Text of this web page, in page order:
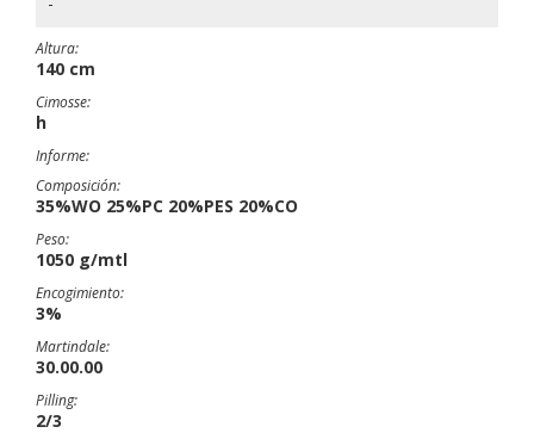
Altura:
140 cm
Cimosse:
h
Informe:
Composición:
35%WO 25%PC 20%PES 20%CO
Peso:
1050 g/mtl
Encogimiento:
3%
Martindale:
30.00.00
Pilling:
2/3